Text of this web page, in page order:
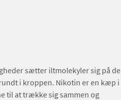
sætter iltmolekyler sig på de
i kroppen. Nikotin er en kæp i
til at trække sig sammen og